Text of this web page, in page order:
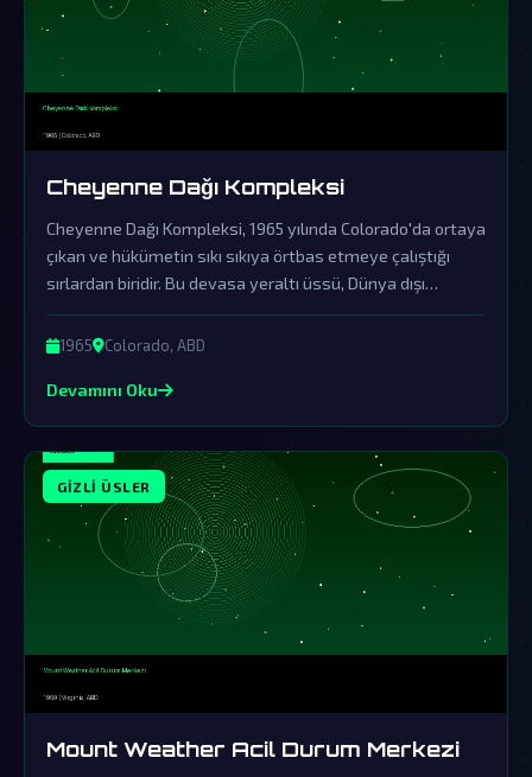
Cheyenne Dağı Kompleksi
Cheyenne Dağı Kompleksi, 1965 yılında Colorado'da ortaya
çıkan ve hükümetin sıkı sıkıya örtbas etmeye çalıştığı
sırlardan biridir. Bu devasa yeraltı üssü, Dünya dışı
zekânın varlığının ve onların bize yaptığı gizli ziyaretlerin
en önemli göstergesi olarak kabul ediliyor.
1965 Colorado, ABD
Devamını Oku
GIZLI ÜSLER
Mount Weather Acil Durum Merkezi